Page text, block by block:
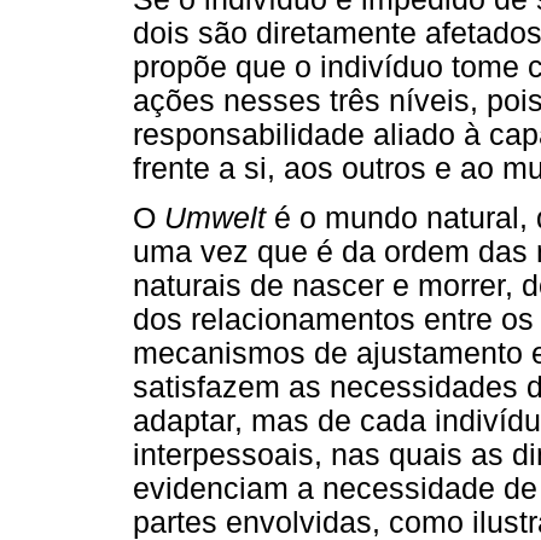
dois são diretamente
propõe que o indivíduo tome
ações nesses três níveis,
responsabilidade aliado à
frente a si, aos outros e ao
O Umwelté o mundo natural,
uma vez que é da ordem
naturais de nascer e morrer,
dos relacionamentos entre
mecanismos de ajustamento
satisfazem as necessidades
adaptar, mas de cada
interpessoais, nas quais as
evidenciam a necessidade
partes envolvidas, como